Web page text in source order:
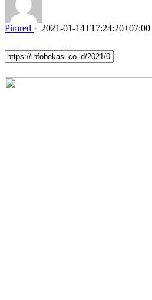
Pimred · 2021-01-14T17:24:20+07:00